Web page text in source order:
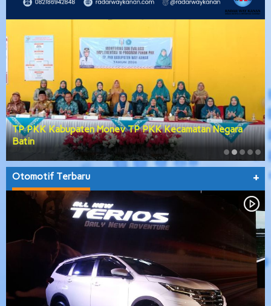
TP PKK Kabupaten Monev TP PKK Kecamatan Negara
Batin
Otomotif Terbaru +